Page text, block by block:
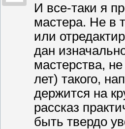
И все-таки я
мастера. Не в
или
дан
мастерства,
лет) такого,
держится на
рассказ
быть твердо